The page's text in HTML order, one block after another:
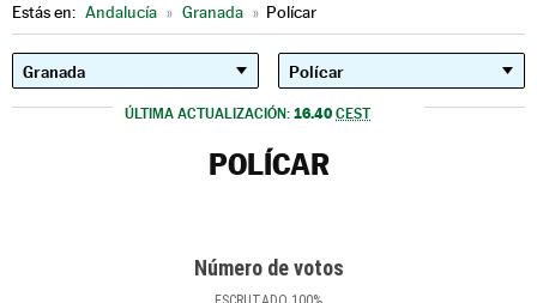
Estás en: Andalucía » Granada » Polícar
ÚLTIMA ACTUALIZACIÓN: 16.40 CEST
POLÍCAR
Número de votos